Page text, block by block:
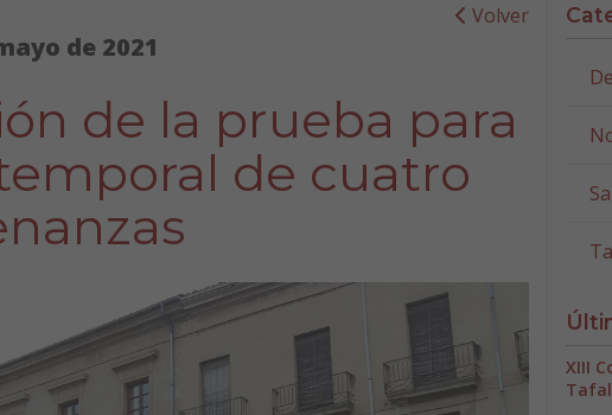
Volver
de 2021
de la prueba para
de cuatro
XIII